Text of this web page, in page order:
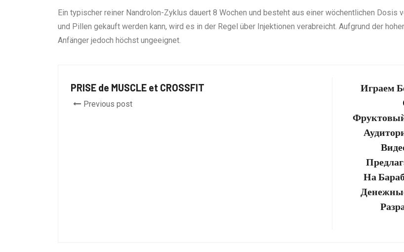
Ein typischer reiner Nandrolon-Zyklus dauert 8 Wochen und besteht aus einer wöchentlichen Dosis
und Pillen gekauft werden kann, wird es in der Regel über Injektionen verabreicht. Aufgrund der
Anfänger jedoch höchst ungeeignet.
PRISE de MUSCLE et CROSSFIT
Previous post
Играем
На